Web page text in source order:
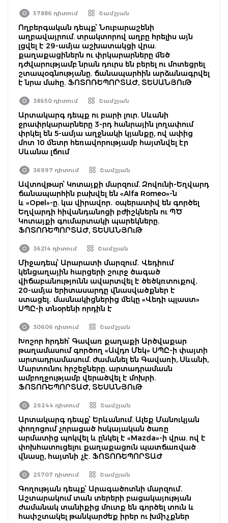
57886 դիտում Շամշյան
Ողբերգական դեպք՝ Նուբարաշենի
աղբավայրում. տրակտորով աղբը հրելիս այն
լցվել է 29-ամյա աշխատակցի վրա.
քաղաքացիներն ու փրկարարները մեծ
դժվարությամբ նրան դուրս են բերել ու մոտեցրել
շտապօգնությանը. ճանապարհին արձանագրվել
է նրա մահը. ՖՈՏՈՌԵՊՈՐՏԱԺ, ՏԵՍԱՆՅՈւԹ
38650 դիտում Շամշյան
Արտակարգ դեպք ու բարի լուր. Սևանի
ջրափրկարարները 3-րդ հանրային լողափում
փրկել են 5-ամյա աղջնակի կյանքը, ով ափից
մոտ 10 մետր հեռավորությամբ հայտնվել էր
Սևանա լճում
36997 դիտում Շամշյան
Ավտովթար՝ Կոտայքի մարզում. Զովունի-Եղվարդ
ճանապարհին բախվել են «Alfa Romeo»-ն
և «Opel»-ը. կա վիրավոր․ օպերատիվ են գործել
Եղվարդի հիվանդանոցի բժիշկներն ու ՊԾ
Կոտայքի գումարտակի պարեկները.
ՖՈՏՈՌԵՊՈՐՏԱԺ, ՏԵՍԱՆՅՈւԹ
36214 դիտում Շամշյան
Միջադեպ՝ Արարատի մարզում․ Վեդիում
կենցաղային հարցերի շուրջ ծագած
վիճաբանությունն ավարտվել է ծեծկռտուքով․
20-ամյա երիտասարդը վնասվածքներ է
ստացել․ մասնակիցներից մեկը «Վեդի պլաստ»
ՍՊԸ-ի տնօրենի որդին է
30606 դիտում Շամշյան
Խոշոր հրդեհ՝ Գավառ քաղաքի Արծվաքար
թաղամասում գործող «Ավդո Մեկ» ՍՊԸ-ի փայտի
արտադրամասում. ժամանել են Գավառի, Սևանի,
Մարտունու հրշեջները. արտադրամասն
ամբողջությամբ վերածվել է մոխրի.
ՖՈՏՈՌԵՊՈՐՏԱԺ, ՏԵՍԱՆՅՈւԹ
26244 դիտում Շամշյան
Արտակարգ դեպք՝ Երևանում. Ալեք Մանուկյան
փողոցում չորացած հսկայական ծառը
արմատից պոկվել և ընկել է «Mazda»-ի վրա. ով է
փոխհատուցելու քաղաքացուն պատճառված
վնասը, հայտնի չէ. ՖՈՏՈՌԵՊՈՐՏԱԺ
25707 դիտում Շամշյան
Գողության դեպք՝ Արագածոտնի մարզում․
Աշտարակում տան տերերի բացակայության
ժամանակ տանիքից մուտք են գործել տուն և
հափշտակել թանկարժեք իրեր ու խմիչքներ